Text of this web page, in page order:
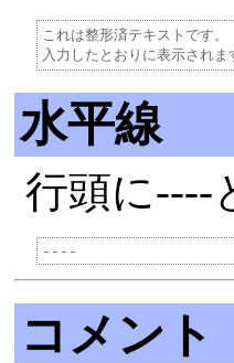
これは整形済テキストです。
水平線
行頭に----
コメント